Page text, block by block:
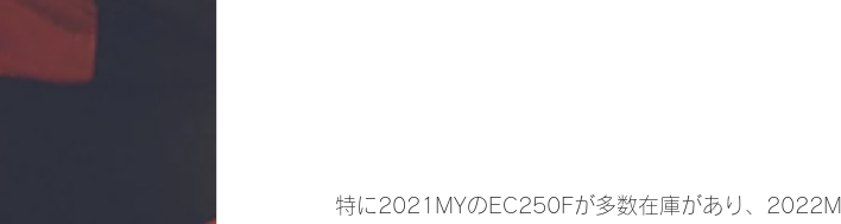
特に2021MYのEC250Fが多数在庫があり、